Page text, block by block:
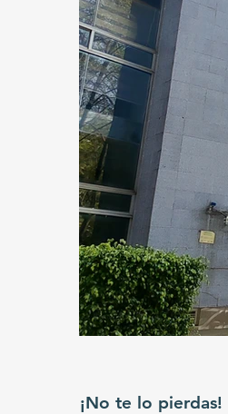
¡No te lo pierdas!